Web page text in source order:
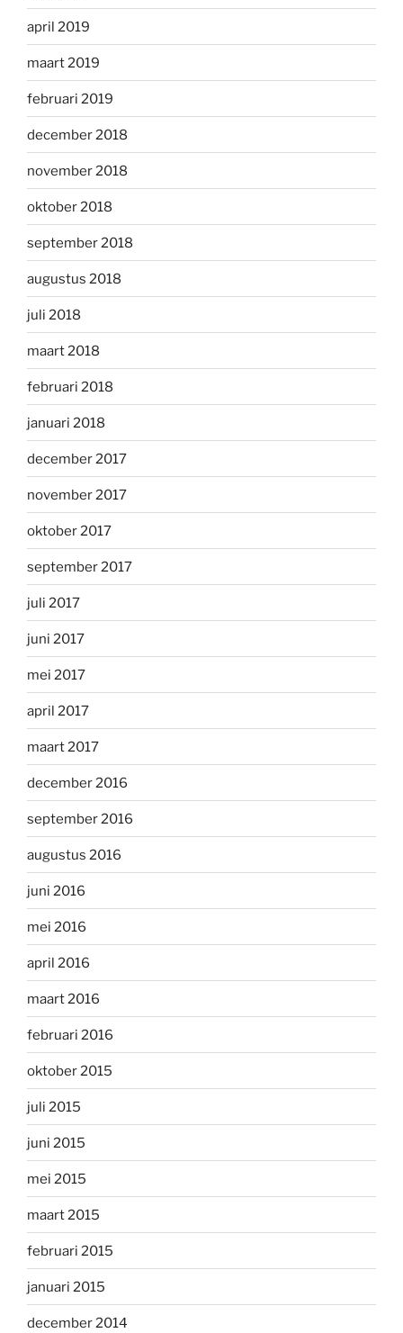
april 2019
maart 2019
februari 2019
december 2018
november 2018
oktober 2018
september 2018
augustus 2018
juli 2018
maart 2018
februari 2018
januari 2018
december 2017
november 2017
oktober 2017
september 2017
juli 2017
juni 2017
mei 2017
april 2017
maart 2017
december 2016
september 2016
augustus 2016
juni 2016
mei 2016
april 2016
maart 2016
februari 2016
oktober 2015
juli 2015
juni 2015
mei 2015
maart 2015
februari 2015
januari 2015
december 2014